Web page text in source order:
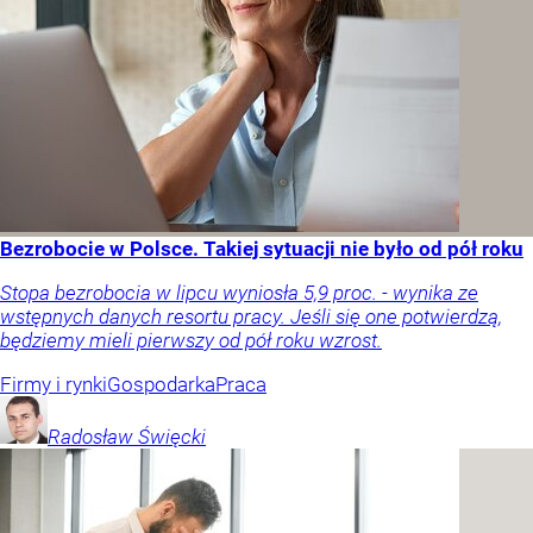
Bezrobocie w Polsce. Takiej sytuacji nie było od pół roku
Stopa bezrobocia w lipcu wyniosła 5,9 proc. - wynika ze
wstępnych danych resortu pracy. Jeśli się one potwierdzą,
będziemy mieli pierwszy od pół roku wzrost.
Firmy i rynkiGospodarkaPraca
Radosław Święcki